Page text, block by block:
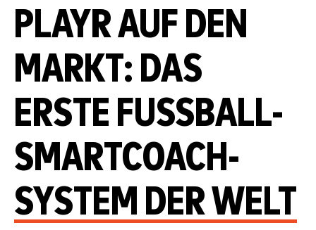
PLAYR AUF DEN
MARKT: DAS
ERSTE FUSSBALL-S
MARTCOACH-S
YSTEM DER WELT